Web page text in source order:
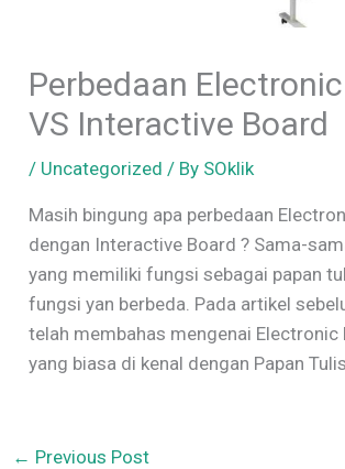
Perbedaan
VS Interactive Board
/ Uncategorized / By SOklik
Masih bingung apa perbedaan
dengan Interactive Board ? Sama-
yang memiliki fungsi sebagai papan
fungsi yan berbeda. Pada artikel
telah membahas mengenai Electronic
yang biasa di kenal dengan Papan
← Previous Post